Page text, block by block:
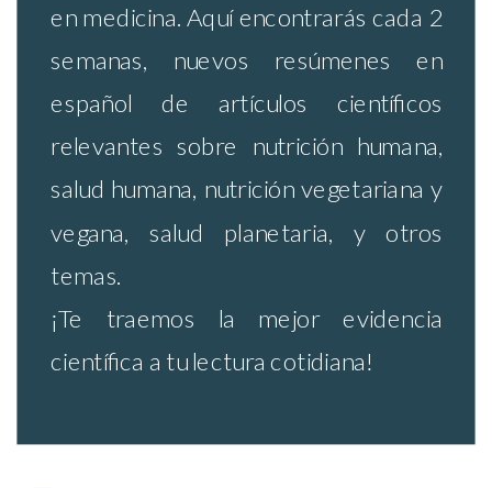
en medicina. Aquí encontrarás cada 2
semanas, nuevos resúmenes en
español de artículos científicos
relevantes sobre nutrición humana,
salud humana, nutrición vegetariana y
vegana, salud planetaria, y otros
temas.
¡Te traemos la mejor evidencia
científica a tu lectura cotidiana!